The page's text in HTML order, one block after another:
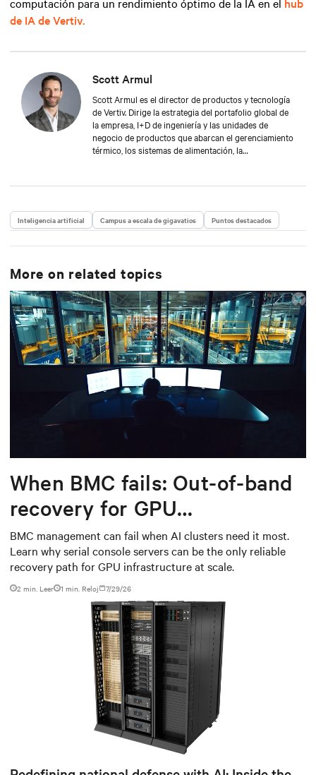
computación para un rendimiento óptimo de la IA en el hub
de IA de Vertiv.
Scott Armul
Scott Armul es el director de productos y tecnología
de Vertiv. Dirige la estrategia del portafolio global de
la empresa, I+D de ingeniería y las unidades de
negocio de productos que abarcan el gerenciamiento
térmico, los sistemas de alimentación, la
Scott se centra en hacer crecer la confiabilidad, la
digital crítica.
Inteligencia artificial Campus a escala de gigavatios Puntos destacados
More on related topics
When BMC fails: Out-of-band
recovery for GPU
infrastructure
BMC management can fail when AI clusters need it most.
Learn why serial console servers can be the only reliable
recovery path for GPU infrastructure at scale.
2 min. Leer 1 min. Reloj 7/29/26